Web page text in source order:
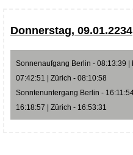
Donnerstag, 09.01.2234
Sonnenaufgang Berlin - 08:13:39 |
07:42:51 | Zürich - 08:10:58
Sonntenuntergang Berlin -
16:18:57 | Zürich - 16:53:31